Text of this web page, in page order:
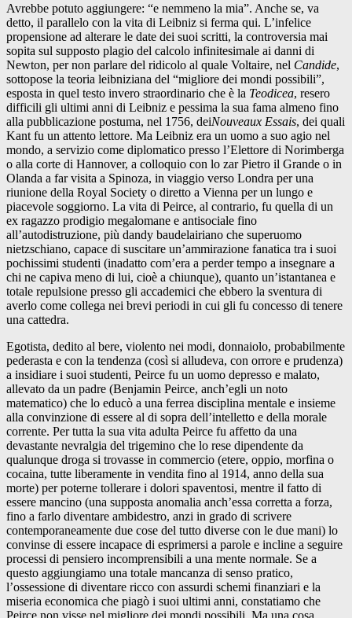
Avrebbe potuto aggiungere: “e nemmeno la mia”. Anche se, va
detto, il parallelo con la vita di Leibniz si ferma qui. L’infelice
propensione ad alterare le date dei suoi scritti, la controversia mai
sopita sul supposto plagio del calcolo infinitesimale ai danni di
Newton, per non parlare del ridicolo al quale Voltaire, nel Candide,
sottopose la teoria leibniziana del “migliore dei mondi possibili”,
esposta in quel testo invero straordinario che è la Teodicea, resero
difficili gli ultimi anni di Leibniz e pessima la sua fama almeno fino
alla pubblicazione postuma, nel 1756, deiNouveaux Essais, dei quali
Kant fu un attento lettore. Ma Leibniz era un uomo a suo agio nel
mondo, a servizio come diplomatico presso l’Elettore di Norimberga
o alla corte di Hannover, a colloquio con lo zar Pietro il Grande o in
Olanda a far visita a Spinoza, in viaggio verso Londra per una
riunione della Royal Society o diretto a Vienna per un lungo e
piacevole soggiorno. La vita di Peirce, al contrario, fu quella di un
ex ragazzo prodigio megalomane e antisociale fino
all’autodistruzione, più dandy baudelairiano che superuomo
nietzschiano, capace di suscitare un’ammirazione fanatica tra i suoi
pochissimi studenti (inadatto com’era a perder tempo a insegnare a
chi ne capiva meno di lui, cioè a chiunque), quanto un’istantanea e
totale repulsione presso gli accademici che ebbero la sventura di
averlo come collega nei brevi periodi in cui gli fu concesso di tenere
una cattedra.
Egotista, dedito al bere, violento nei modi, donnaiolo, probabilmente
pederasta e con la tendenza (così si alludeva, con orrore e prudenza)
a insidiare i suoi studenti, Peirce fu un uomo depresso e malato,
allevato da un padre (Benjamin Peirce, anch’egli un noto
matematico) che lo educò a una ferrea disciplina mentale e insieme
alla convinzione di essere al di sopra dell’intelletto e della morale
corrente. Per tutta la sua vita adulta Peirce fu affetto da una
devastante nevralgia del trigemino che lo rese dipendente da
qualunque droga si trovasse in commercio (etere, oppio, morfina o
cocaina, tutte liberamente in vendita fino al 1914, anno della sua
morte) per poterne tollerare i dolori spaventosi, mentre il fatto di
essere mancino (una supposta anomalia anch’essa corretta a forza,
fino a farlo diventare ambidestro, anzi in grado di scrivere
contemporaneamente due cose del tutto diverse con le due mani) lo
convinse di essere incapace di esprimersi a parole e incline a seguire
processi di pensiero incomprensibili a una mente normale. Se a
questo aggiungiamo una totale mancanza di senso pratico,
l’ossessione di diventare ricco con assurdi schemi finanziari e la
miseria economica che piagò i suoi ultimi anni, constatiamo che
Peirce non visse nel migliore dei mondi possibili. Ma una cosa